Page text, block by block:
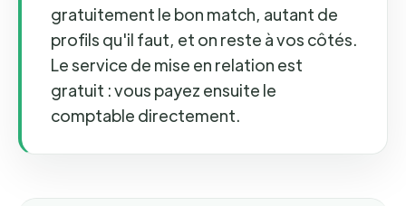
gratuitement le bon match, autant de
profils qu'il faut, et on reste à vos côtés.
Le service de mise en relation est
gratuit : vous payez ensuite le
comptable directement.